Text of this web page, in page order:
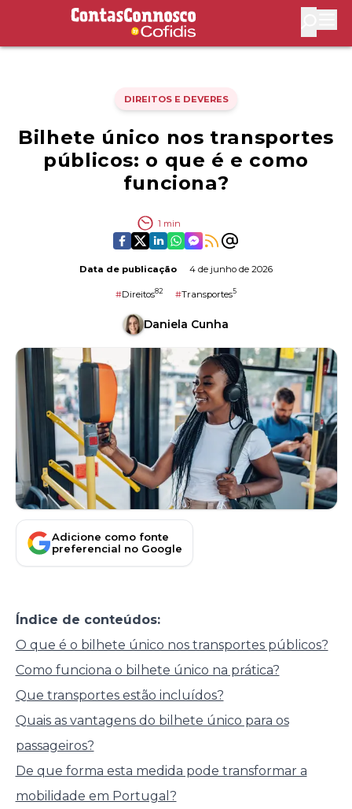
Contas Connosco by Cofidis
DIREITOS E DEVERES
Bilhete único nos transportes
públicos: o que é e como
funciona?
1 min
Data de publicação 4 de junho de 2026
#Direitos82 #Transportes5
Daniela Cunha
Adicione como fonte
preferencial no Google
Índice de conteúdos:
O que é o bilhete único nos transportes públicos?
Como funciona o bilhete único na prática?
Que transportes estão incluídos?
Quais as vantagens do bilhete único para os
passageiros?
De que forma esta medida pode transformar a
mobilidade em Portugal?